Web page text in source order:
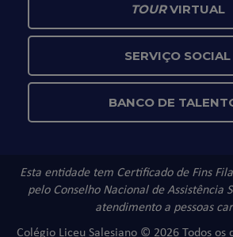
TOURVIRTUAL
SERVIÇO SOCIAL
BANCO DE
Esta entidade tem Certificado de Fins
pelo Conselho Nacional de Assistência
atendimento a pessoas
Colégio Liceu Salesiano © 2026 Todos